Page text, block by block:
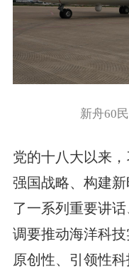
新舟60
党的十八大以来
强国战略、构建
了一系列重要讲
调要推动海洋科
原创性、引领性